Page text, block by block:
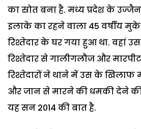
का स्रोत बना है. मध्य प्रदेश के
इलाके का रहने वाला 45 वर्षीय
रिश्तेदार के घर गया हुआ था. वहां
रिश्तेदार से गालीगलौज और
रिश्तेदारों ने थाने में उस के खिलाफ
और जान से मारने की धमकी देने की
यह सन 2014 की बात है.